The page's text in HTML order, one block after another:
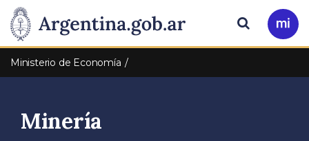
Presidencia
de
Nación
Pasar al contenido principal
Ir
a
Buscar
Ministerio de Economía
Minería